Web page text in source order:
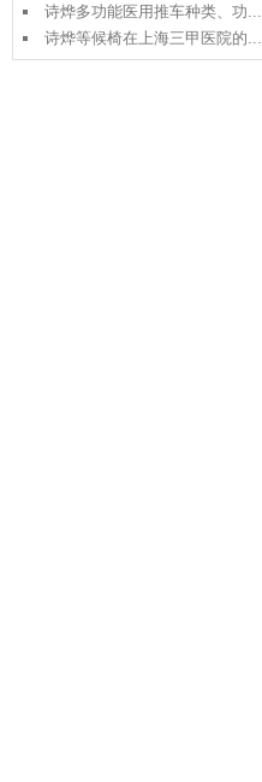
诗烨多功能医用推车种类、功...
诗烨等候椅在上海三甲医院的...